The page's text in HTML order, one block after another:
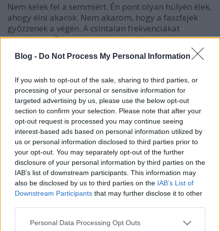
Blog - Do Not Process My Personal Information
If you wish to opt-out of the sale, sharing to third parties, or
processing of your personal or sensitive information for
targeted advertising by us, please use the below opt-out
section to confirm your selection. Please note that after your
opt-out request is processed you may continue seeing
interest-based ads based on personal information utilized by
us or personal information disclosed to third parties prior to
your opt-out. You may separately opt-out of the further
disclosure of your personal information by third parties on the
IAB’s list of downstream participants. This information may
also be disclosed by us to third parties on the IAB’s List of
Downstream Participants that may further disclose it to other
Please note that this website/app uses one or more Google
Personal Data Processing Opt Outs
Nem kelek fel a semmiért. Én pont olyan hülyén élek,
ahogy élni akarok. Nem akarom, hogy a faszfejek
győzzenek a végén. A csintalan frekvenciákat
megfogom. Formátlan alak, árnyék színtelen;
bársony angyal sikoly; zimankó. De kéne egy jel, egy
egész apró jel, hogy akkor jó lesz-e így ma? A